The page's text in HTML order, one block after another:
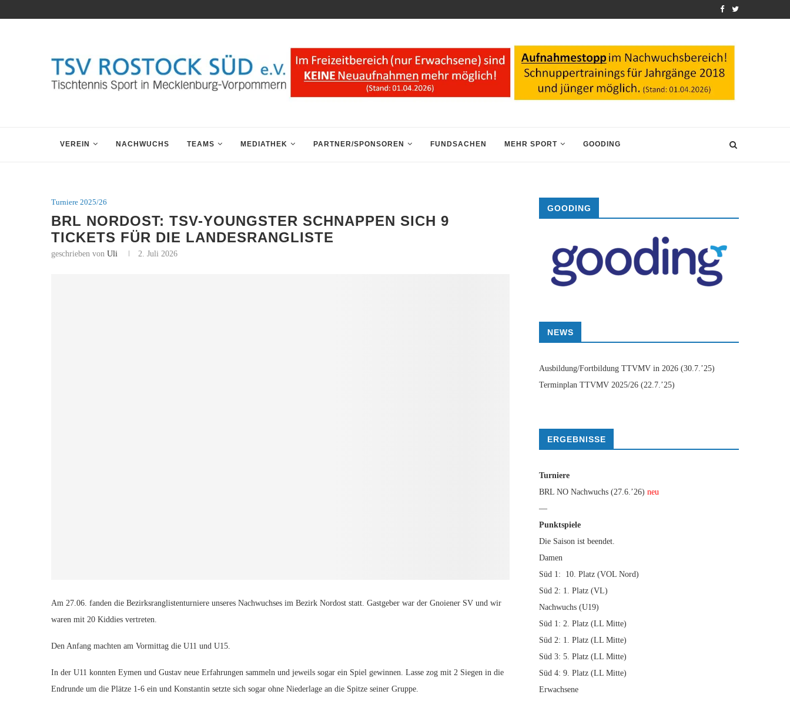
VEREIN NACHWUCHS TEAMS MEDIATHEK PARTNER/SPONSOREN FUNDSACHEN MEHR SPORT GOODING
Turniere 2025/26
BRL NORDOST: TSV-YOUNGSTER SCHNAPPEN SICH 9
TICKETS FÜR DIE LANDESRANGLISTE
geschrieben von Uli 2. Juli 2026
Am 27.06. fanden die Bezirksranglistenturniere unseres Nachwuchses im Bezirk Nordost statt. Gastgeber war der Gnoiener SV und wir
waren mit 20 Kiddies vertreten.
Den Anfang machten am Vormittag die U11 und U15.
In der U11 konnten Eymen und Gustav neue Erfahrungen sammeln und jeweils sogar ein Spiel gewinnen. Lasse zog mit 2 Siegen in die
Endrunde um die Plätze 1-6 ein und Konstantin setzte sich sogar ohne Niederlage an die Spitze seiner Gruppe.
GOODING
NEWS
Ausbildung/Fortbildung TTVMV in 2026 (30.7.’25)
Terminplan TTVMV 2025/26 (22.7.’25)
ERGEBNISSE
Turniere
BRL NO Nachwuchs (27.6.’26) neu
—
Punktspiele
Die Saison ist beendet.
Damen
Süd 1: 10. Platz (VOL Nord)
Süd 2: 1. Platz (VL)
Nachwuchs (U19)
Süd 1: 2. Platz (LL Mitte)
Süd 2: 1. Platz (LL Mitte)
Süd 3: 5. Platz (LL Mitte)
Süd 4: 9. Platz (LL Mitte)
Erwachsene